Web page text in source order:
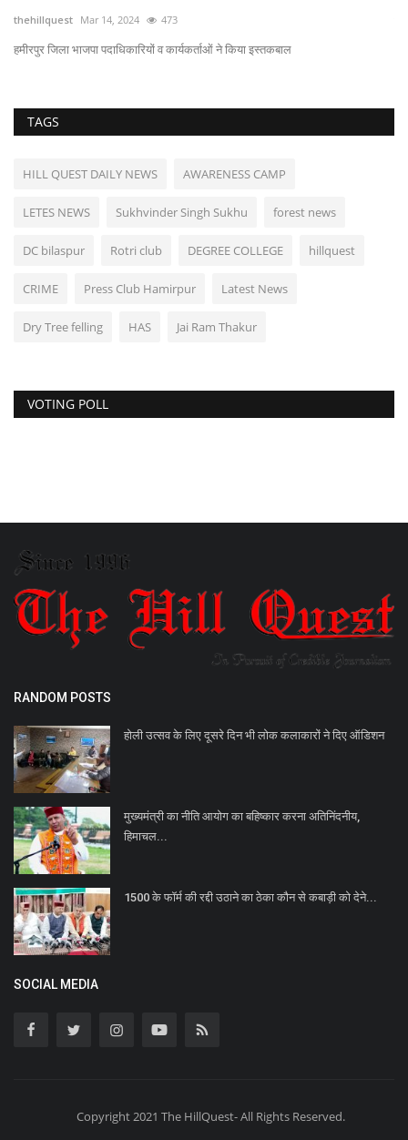
thehillquest Mar 14, 2024 473
हमीरपुर जिला भाजपा पदाधिकारियों व कार्यकर्ताओं ने किया इस्तकबाल
TAGS
HILL QUEST DAILY NEWS AWARENESS CAMP
LETES NEWS Sukhvinder Singh Sukhu forest news
DC bilaspur Rotri club DEGREE COLLEGE hillquest
CRIME Press Club Hamirpur Latest News
Dry Tree felling HAS Jai Ram Thakur
VOTING POLL
RANDOM POSTS
होली उत्सव के लिए दूसरे दिन भी लोक कलाकारों ने दिए ऑडिशन
मुख्यमंत्री का नीति आयोग का बहिष्कार करना अतिनिंदनीय,
हिमाचल...
1500 के फॉर्म की रद्दी उठाने का ठेका कौन से कबाड़ी को देने...
SOCIAL MEDIA
Copyright 2021 The HillQuest- All Rights Reserved.